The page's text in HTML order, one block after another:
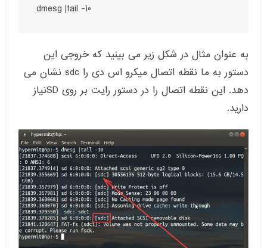
dmesg |tail -10
به عنوان مثال در شکل زیر می بینید که خروجی این
دستور به ما نقطه اتصال میکرو اس دی را sdc نشان می
دهد. این نقطه اتصال را در دستور رایت بر روی SDنیاز
دارید.